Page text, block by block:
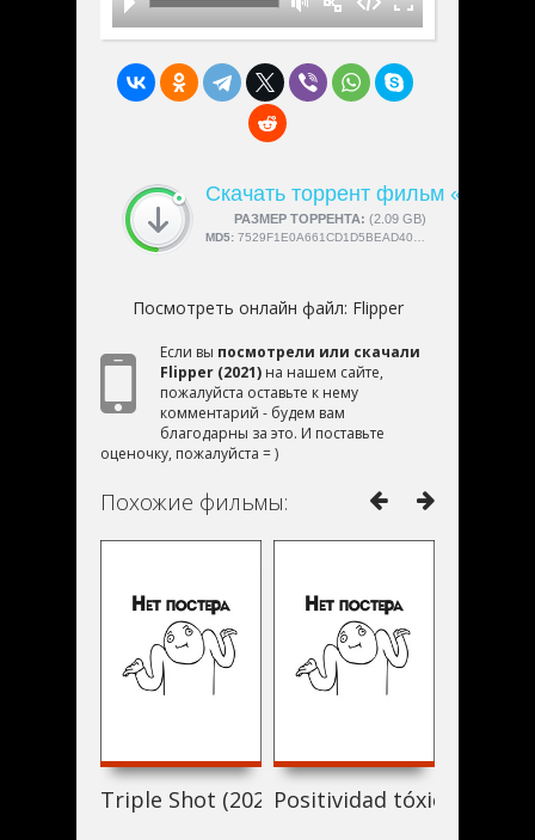
Скачать торрент фильм
РАЗМЕР ТОРРЕНТА: (2.09 GB)
СКАЧАЛИ:4189
MD5: 7529F1E0A661CD1D5BEAD40759AFAFC5
Посмотреть онлайн файл: Flipper
Если вы посмотрели или скачали
Flipper (2021) на нашем сайте,
пожалуйста оставьте к нему
комментарий - будем вам
благодарны за это. И поставьте
оценочку, пожалуйста = )
Похожие фильмы:
Triple Shot (2021)Positividad tóxica (2021)